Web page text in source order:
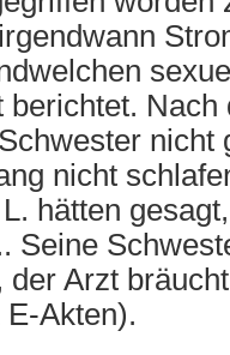
berichtet.
nicht
nicht
hätten
Seine
der Arzt
Akten).